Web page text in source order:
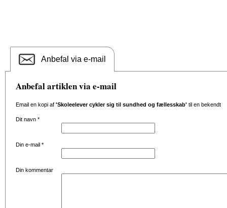
Anbefal via e-mail
Anbefal artiklen via e-mail
Email en kopi af 'Skoleelever cykler sig til sundhed og fællesskab' til en bekendt
Dit navn *
Din e-mail *
Din kommentar